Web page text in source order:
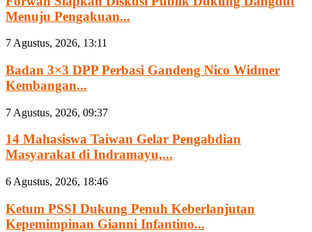
Menuju Pengakuan...
7 Agustus, 2026, 13:11
Badan 3×3 DPP Perbasi Gandeng Nico Widmer
Kembangan...
7 Agustus, 2026, 09:37
14 Mahasiswa Taiwan Gelar Pengabdian
Masyarakat di Indramayu,...
6 Agustus, 2026, 18:46
Ketum PSSI Dukung Penuh Keberlanjutan
Kepemimpinan Gianni Infantino...